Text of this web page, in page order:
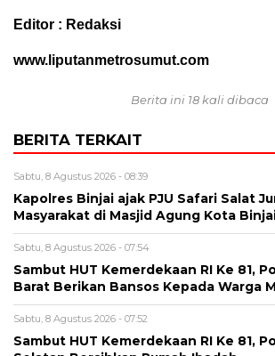
Editor : Redaksi
www.liputanmetrosumut.com
Berita ini 18 kali dibaca
BERITA TERKAIT
Sabtu, 8 Agustus 2026 - 08:39
Kapolres Binjai ajak PJU Safari Salat
Masyarakat di Masjid Agung Kota
Sabtu, 8 Agustus 2026 - 07:54
Sambut HUT Kemerdekaan RI Ke 81,
Barat Berikan Bansos Kepada Warga
Sabtu, 8 Agustus 2026 - 07:52
Sambut HUT Kemerdekaan RI Ke 81,